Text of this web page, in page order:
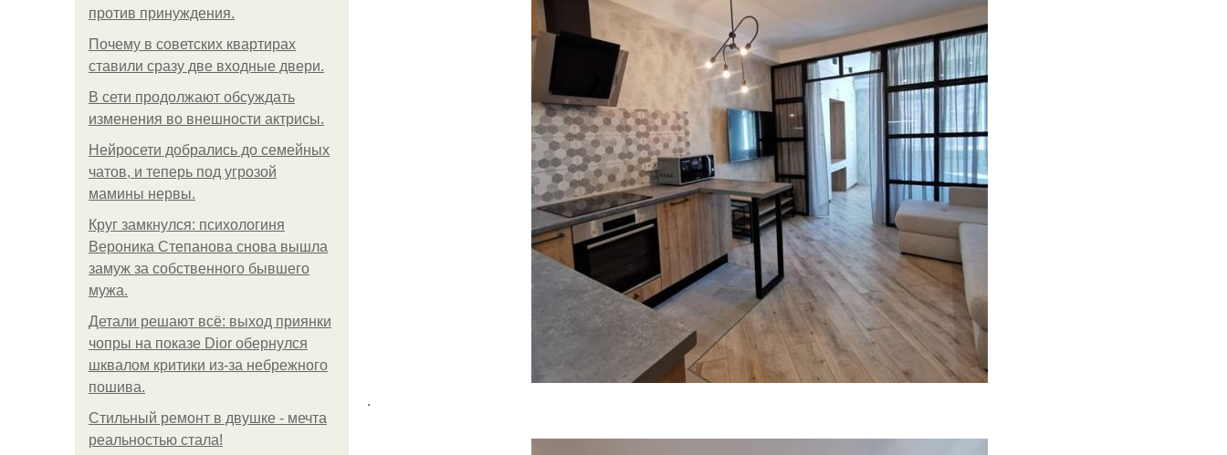
против принуждения.
Почему в советских квартирах
ставили сразу две входные двери.
В сети продолжают обсуждать
изменения во внешности актрисы.
Нейросети добрались до семейных
чатов, и теперь под угрозой
мамины нервы.
Круг замкнулся: психологиня
Вероника Степанова снова вышла
замуж за собственного бывшего
мужа.
Детали решают всё: выход приянки
чопры на показе Dior обернулся
шквалом критики из-за небрежного
пошива.
Стильный ремонт в двушке - мечта
реальностью стала!
.